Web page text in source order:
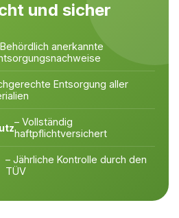
und sicher
anerkannte
Entsorgung aller
– Vollständig
haftpflichtversichert
– Jährliche Kontrolle durch den
TÜV